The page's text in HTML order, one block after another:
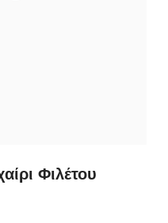
Φιλέτου